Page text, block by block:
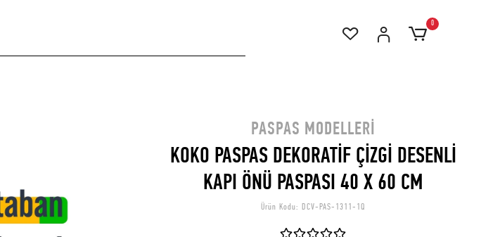
0
PASPAS MODELLERI
KOKO PASPAS DEKORATİF ÇİZGİ DESENLİ
KAPI ÖNÜ PASPASI 40 X 60 CM
Ürün Kodu: DCV-PAS-1311-1Q